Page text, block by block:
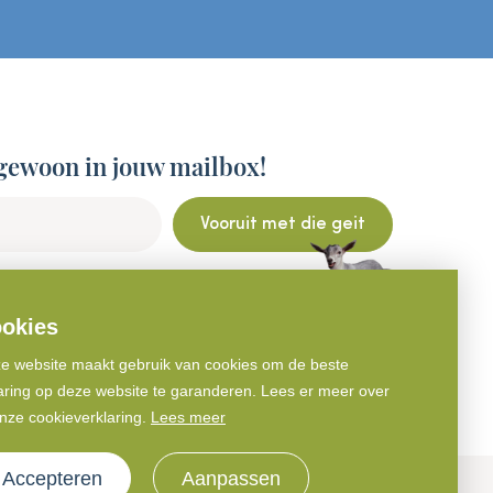
website maakt gebruik van cookies om de beste
op deze website te garanderen. Lees er meer over
cookieverklaring. Lees meer
Accepteren Aanpassen
in jouw mailbox!
Vooruit met die geit